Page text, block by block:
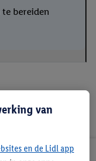
bereiden
van
en de Lidl app